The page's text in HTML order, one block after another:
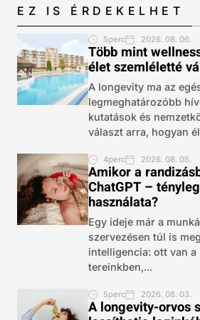
EZ IS ÉRDEKELHET
5perc 2026. 08. 06.
Több mint
élet szemléletté
A longevity ma az
legmeghatározóbb
kutatások és
választ arra, hogyan
4perc 2026. 08. 05.
Amikor a
ChatGPT –
használata?
Egy ideje már a
szervezésen túl is
intelligencia: ott van a
tereinkben,...
5perc 2026. 08. 03.
A longevity-orvos